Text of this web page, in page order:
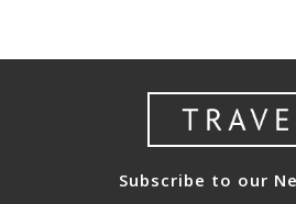
Subscribe to our